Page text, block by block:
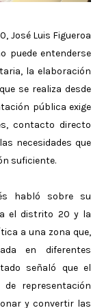
José Luis Figueroa
puede entenderse
la elaboración
se realiza desde
pública exige
contacto directo
necesidades que
suficiente.
habló sobre su
el distrito 20 y la
a una zona que,
en diferentes
señaló que el
representación
y convertir las